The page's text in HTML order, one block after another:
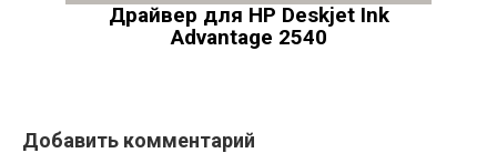
Драйвер для HP Deskjet Ink
Advantage 2540
Добавить комментарий